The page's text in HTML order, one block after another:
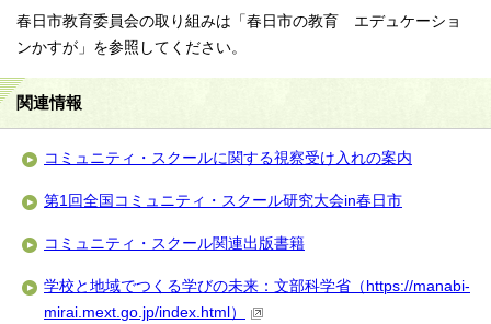
春日市教育委員会の取り組みは「春日市の教育 エデュケーショ
ンかすが」を参照してください。
関連情報
コミュニティ・スクールに関する視察受け入れの案内
第1回全国コミュニティ・スクール研究大会in春日市
コミュニティ・スクール関連出版書籍
学校と地域でつくる学びの未来：文部科学省（https://manabi-
mirai.mext.go.jp/index.html）